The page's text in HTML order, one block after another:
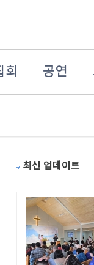
회 공연
최신 업데이트